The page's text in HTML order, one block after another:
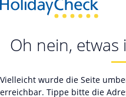
Oh nein, etwas
Vielleicht wurde die Seite
erreichbar. Tippe bitte die